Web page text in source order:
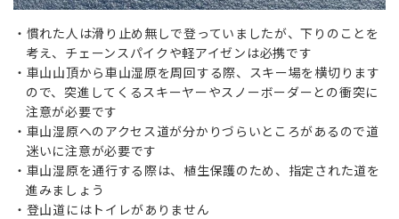
慣れた人は滑り止め無しで登っていましたが、下りのことを
考え、チェーンスパイクや軽アイゼンは必携です
車山山頂から車山湿原を周回する際、スキー場を横切ります
ので、突進してくるスキーヤーやスノーボーダーとの衝突に
注意が必要です
車山湿原へのアクセス道が分かりづらいところがあるので道
迷いに注意が必要です
車山湿原を通行する際は、植生保護のため、指定された道を
進みましょう
登山道にはトイレがありません